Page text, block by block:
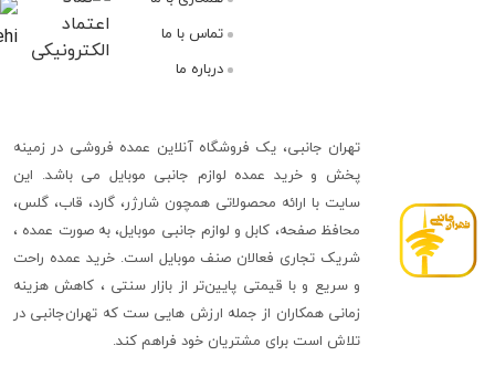
تماس با ما
تهران جانبی، یک فروشگاه آنلاین عمده فروشی در زمینه
پخش و خرید عمده لوازم جانبی موبایل می باشد. این
سایت با ارائه محصولاتی همچون شارژر، گارد، قاب، گلس،
محافظ صفحه، کابل و لوازم جانبی موبایل، به صورت عمده ،
شریک تجاری فعالان صنف موبایل است. خرید عمده راحت
و سریع و با قیمتی پایین‌تر از بازار سنتی ، کاهش هزینه
زمانی همکاران از جمله ارزش هایی ست که تهران‌جانبی در
تلاش است برای مشتریان خود فراهم کند.